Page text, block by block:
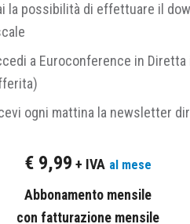
di generi di
non viene assolta come di
, sulla base del
si applica,ai sensi
la possibilità di effettuare il
a Euroconference in
ogni mattina la newsletter
€ 9,99 + IVA al mese
Abbonamento mensile
con fatturazione mensile